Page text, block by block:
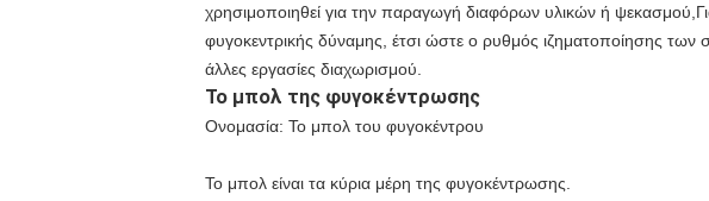
χρησιμοποιηθεί για την παραγωγή διαφόρων υλικών ή
φυγοκεντρικής δύναμης, έτσι ώστε ο ρυθμός ιζηματοποίησης
άλλες εργασίες διαχωρισμού.
Το μπολ της φυγοκέντρωσης
Ονομασία: Το μπολ του φυγοκέντρου
Το μπολ είναι τα κύρια μέρη της φυγοκέντρωσης.